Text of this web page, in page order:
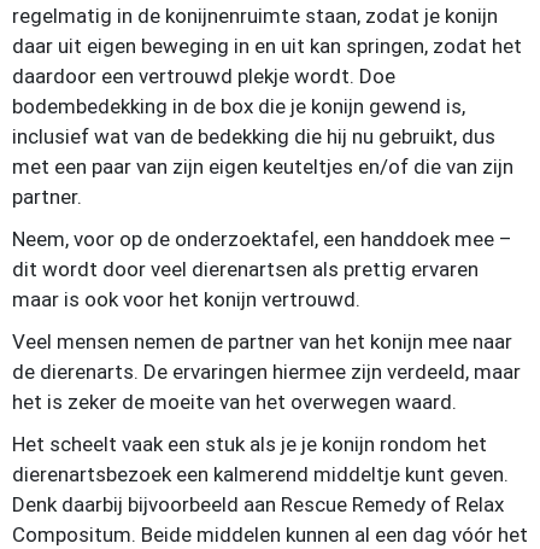
regelmatig in de konijnenruimte staan, zodat je konijn
daar uit eigen beweging in en uit kan springen, zodat het
daardoor een vertrouwd plekje wordt. Doe
bodembedekking in de box die je konijn gewend is,
inclusief wat van de bedekking die hij nu gebruikt, dus
met een paar van zijn eigen keuteltjes en/of die van zijn
partner.
Neem, voor op de onderzoektafel, een handdoek mee –
dit wordt door veel dierenartsen als prettig ervaren
maar is ook voor het konijn vertrouwd.
Veel mensen nemen de partner van het konijn mee naar
de dierenarts. De ervaringen hiermee zijn verdeeld, maar
het is zeker de moeite van het overwegen waard.
Het scheelt vaak een stuk als je je konijn rondom het
dierenartsbezoek een kalmerend middeltje kunt geven.
Denk daarbij bijvoorbeeld aan Rescue Remedy of Relax
Compositum. Beide middelen kunnen al een dag vóór het